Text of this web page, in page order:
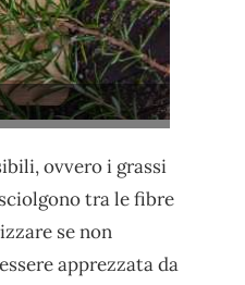
ovvero i grassi
tra le fibre
se non
apprezzata da